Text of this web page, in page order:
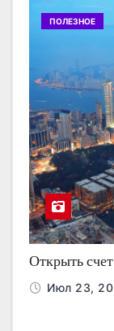
ПОЛЕЗНОЕ
Открыть
Июл 23,